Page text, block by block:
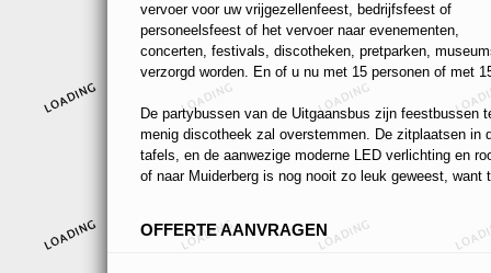
vervoer voor uw vrijgezellenfeest, bedrijfsfeest of
personeelsfeest of het vervoer naar evenementen,
concerten, festivals, discotheken, pretparken,
verzorgd worden. En of u nu met 15 personen of met
De partybussen van de Uitgaansbus zijn feestbussen
menig discotheek zal overstemmen. De zitplaatsen
tafels, en de aanwezige moderne LED verlichting en
of naar Muiderberg is nog nooit zo leuk geweest, want
OFFERTE AANVRAGEN